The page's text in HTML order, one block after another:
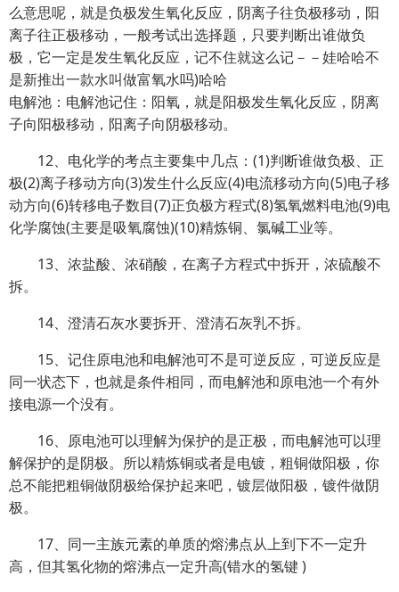
么意思呢，就是负极发生氧化反应，阴离子往负极移动，阳
离子往正极移动，一般考试出选择题，只要判断出谁做负
极，它一定是发生氧化反应，记不住就这么记－－娃哈哈不
是新推出一款水叫做富氧水吗)哈哈
电解池：电解池记住：阳氧，就是阳极发生氧化反应，阴离
子向阳极移动，阳离子向阴极移动。
12、电化学的考点主要集中几点：(1)判断谁做负极、正
极(2)离子移动方向(3)发生什么反应(4)电流移动方向(5)电子移
动方向(6)转移电子数目(7)正负极方程式(8)氢氧燃料电池(9)电
化学腐蚀(主要是吸氧腐蚀)(10)精炼铜、氯碱工业等。
13、浓盐酸、浓硝酸，在离子方程式中拆开，浓硫酸不
拆。
14、澄清石灰水要拆开、澄清石灰乳不拆。
15、记住原电池和电解池可不是可逆反应，可逆反应是
同一状态下，也就是条件相同，而电解池和原电池一个有外
接电源一个没有。
16、原电池可以理解为保护的是正极，而电解池可以理
解保护的是阴极。所以精炼铜或者是电镀，粗铜做阳极，你
总不能把粗铜做阴极给保护起来吧，镀层做阳极，镀件做阴
极。
17、同一主族元素的单质的熔沸点从上到下不一定升
高，但其氢化物的熔沸点一定升高(错水的氢键 )